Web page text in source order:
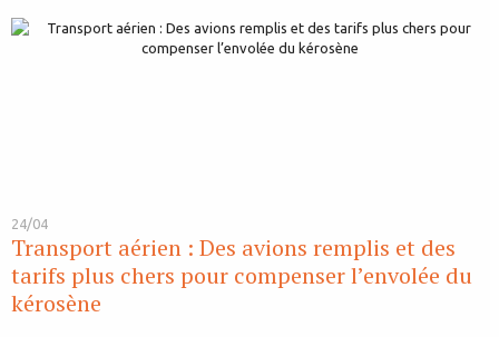
24/04
Transport aérien : Des avions remplis et des
tarifs plus chers pour compenser l’envolée du
kérosène